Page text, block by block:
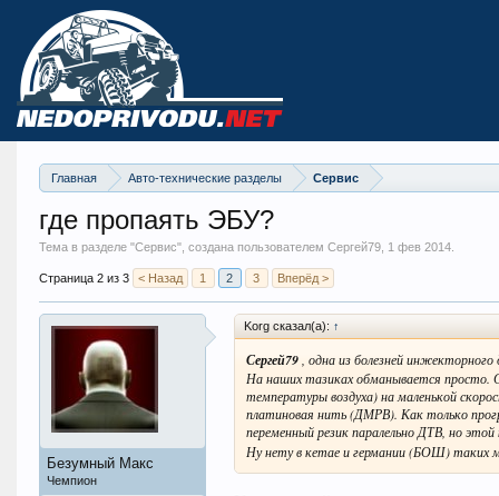
Главная Авто-технические разделы Сервис
где пропаять ЭБУ?
Тема в разделе "Сервис", создана пользователем Сергей79, 1 фев 2014.
Страница 2 из 3 < Назад 1 2 3 Вперёд >
Безумный Макс
Чемпион
Korg сказал(а): ↑
Сергей79, одна из болезней
На наших тазиках обманывается
температуры воздуха) на маленькой
платиновая нить (ДМРВ). Как только
переменный резик паралельно ДТВ, но
Ну нету в кетае и германии (БОШ) таких